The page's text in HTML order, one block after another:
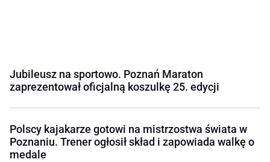
Jubileusz na sportowo. Poznań Maraton
zaprezentował oficjalną koszulkę 25. edycji
Polscy kajakarze gotowi na mistrzostwa świata w
Poznaniu. Trener ogłosił skład i zapowiada walkę o
medale